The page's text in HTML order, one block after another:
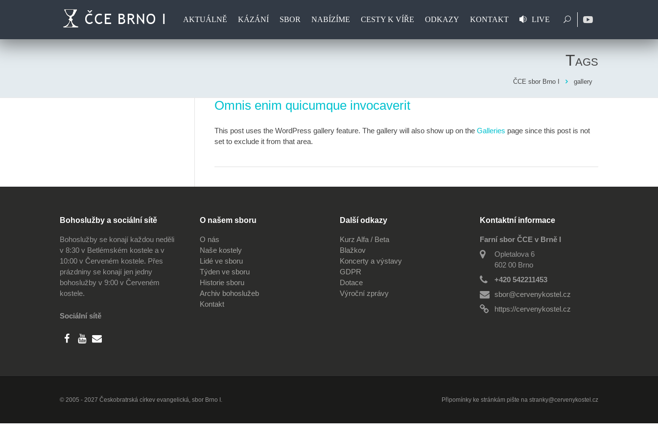
AKTUÁLNĚ KÁZÁNÍ SBOR NABÍZÍME CESTY K VÍŘE ODKAZY KONTAKT LIVE
Tags
ČCE sbor Brno I gallery
Omnis enim quicumque invocaverit
This post uses the WordPress gallery feature. The gallery will also show up on the Galleries page since this post is not
set to exclude it from that area.
Bohoslužby a sociální sítě
Bohoslužby se konají každou neděli
v 8:30 v Betlémském kostele a v
10:00 v Červeném kostele. Přes
prázdniny se konají jen jedny
bohoslužby v 9:00 v Červeném
kostele.
Sociální sítě
O našem sboru
O nás
Naše kostely
Lidé ve sboru
Týden ve sboru
Historie sboru
Archiv bohoslužeb
Kontakt
Další odkazy
Kurz Alfa / Beta
Blažkov
Koncerty a výstavy
GDPR
Dotace
Výroční zprávy
Kontaktní informace
Farní sbor ČCE v Brně I
Opletalova 6
602 00 Brno
+420 542211453
sbor@cervenykostel.cz
https://cervenykostel.cz
© 2005 - 2027 Českobratrská církev evangelická, sbor Brno I. Připomínky ke stránkám pište na stranky@cervenykostel.cz